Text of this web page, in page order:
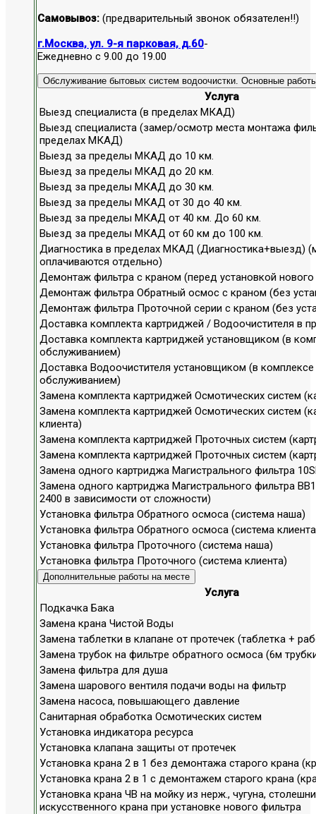
Самовывоз: (предварительный звонок обязателен!!)
г.Москва, ул. 9-я парковая, д.60-
Ежедневно с 9.00 до 19.00
Обслуживание бытовых систем водоочистки. Основные
Услуга
Выезд специалиста (в пределах МКАД)
Выезд специалиста (замер/осмотр места монтажа
пределах МКАД)
Выезд за пределы МКАД до 10 км.
Выезд за пределы МКАД до 20 км.
Выезд за пределы МКАД до 30 км.
Выезд за пределы МКАД от 30 до 40 км.
Выезд за пределы МКАД от 40 км. До 60 км.
Выезд за пределы МКАД от 60 км до 100 км.
Диагностика в пределах МКАД (Диагностика+выезд)
оплачиваются отдельно)
Демонтаж фильтра с краном (перед установкой нового
Демонтаж фильтра Обратный осмос с краном (без
Демонтаж фильтра Проточной серии с краном (без
Доставка комплекта картриджей / Водоочистителя в
Доставка комплекта картриджей установщиком (в
обслуживанием)
Доставка Водоочистителя установщиком (в комплексе
обслуживанием)
Замена комплекта картриджей Осмотических систем
Замена комплекта картриджей Осмотических систем
клиента)
Замена комплекта картриджей Проточных систем
Замена комплекта картриджей Проточных систем
Замена одного картриджа Магистрального фильтра
Замена одного картриджа Магистрального фильтра
2400 в зависимости от сложности)
Установка фильтра Обратного осмоса (система наша)
Установка фильтра Обратного осмоса (система
Установка фильтра Проточного (система наша)
Установка фильтра Проточного (система клиента)
Дополнительные работы на месте
Услуга
Подкачка Бака
Замена крана Чистой Воды
Замена таблетки в клапане от протечек (таблетка +
Замена трубок на фильтре обратного осмоса (6м
Замена фильтра для душа
Замена шарового вентиля подачи воды на фильтр
Замена насоса, повышающего давление
Санитарная обработка Осмотических систем
Установка индикатора ресурса
Установка клапана защиты от протечек
Установка крана 2 в 1 без демонтажа старого крана
Установка крана 2 в 1 с демонтажем старого крана
Установка крана ЧВ на мойку из нерж., чугуна,
искусственного крана при установке нового фильтра